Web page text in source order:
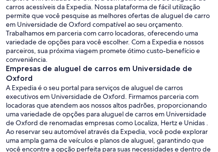
carros acessíveis da Expedia. Nossa plataforma de fácil utilização
permite que você pesquise as melhores ofertas de aluguel de carro
em Universidade de Oxford compatível ao seu orçamento.
Trabalhamos em parceria com carro locadoras, oferecendo uma
variedade de opções para você escolher. Com a Expedia e nossos
parceiros, sua próxima viagem promete ótimo custo-benefício e
conveniência.
Empresas de aluguel de carros em Universidade de
Oxford
A Expedia é o seu portal para serviços de aluguel de carros
executivos em Universidade de Oxford. Firmamos parceria com
locadoras que atendem aos nossos altos padrões, proporcionando
uma variedade de opções para aluguel de carros em Universidade
de Oxford de renomadas empresas como Localiza, Hertz e Unidas .
Ao reservar seu automóvel através da Expedia, você pode explorar
uma ampla gama de veículos e planos de aluguel, garantindo que
você encontre a opção perfeita para suas necessidades e dentro de